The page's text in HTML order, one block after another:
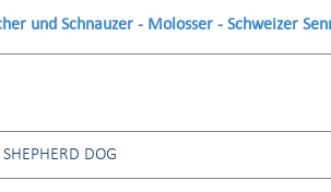
und Schnauzer - Molosser - Schweizer
DOG